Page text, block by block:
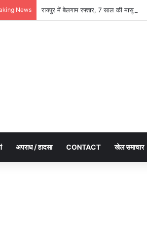
News रायपुर में बेलगाम रफ्तार, 7 साल की मासूम
अपराध / हादसा CONTACT खेल समाचार